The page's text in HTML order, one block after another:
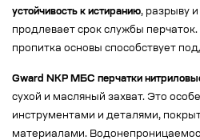
устойчивость к истиранию, разрыву
продлевает срок службы
пропитка основы способствует
Gward NKP МБС перчатки
сухой и масляный захват. Это
инструментами и деталями,
материалами.